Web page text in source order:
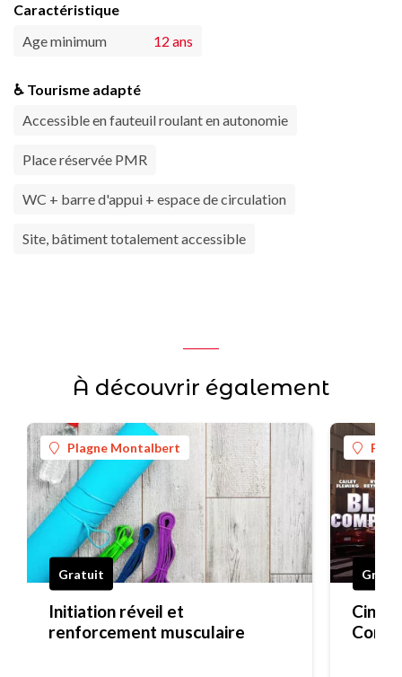
Caractéristique
Age minimum
12 ans
♿ Tourisme adapté
Accessible en fauteuil roulant en autonomie
Place réservée PMR
WC + barre d'appui + espace de circulation
Site, bâtiment totalement accessible
À découvrir également
Plagne Montalbert
Gratuit
Initiation réveil et
renforcement musculaire
Ciné